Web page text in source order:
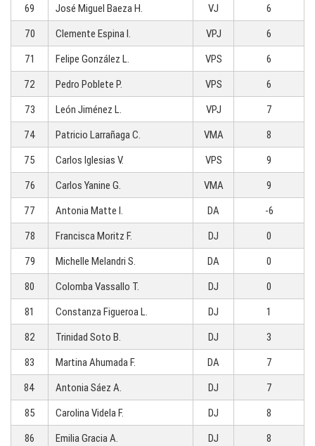
69
José Miguel Baeza H. VJ
6
70
Clemente Espina I. VPJ
6
71
Felipe González L. VPS
6
72
Pedro Poblete P. VPS
6
73
León Jiménez L. VPJ
7
74
Patricio Larrañaga C. VMA
8
75
Carlos Iglesias V. VPS
9
76
Carlos Yanine G. VMA
9
77
Antonia Matte I. DA
-6
78
Francisca Moritz F. DJ
0
79
Michelle Melandri S. DA
0
80
Colomba Vassallo T. DJ
0
81
Constanza Figueroa L. DJ
1
82
Trinidad Soto B. DJ
3
83
Martina Ahumada F. DA
7
84
Antonia Sáez A. DJ
7
85
Carolina Videla F. DJ
8
86
Emilia Gracia A. DJ
8